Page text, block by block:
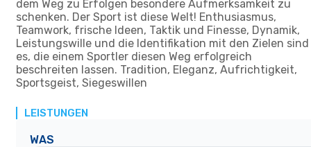
dem Weg zu Erfolgen besondere Aufmerksamkeit zu
schenken. Der Sport ist diese Welt! Enthusiasmus,
Teamwork, frische Ideen, Taktik und Finesse, Dynamik,
Leistungswille und die Identifikation mit den Zielen sind
es, die einem Sportler diesen Weg erfolgreich
beschreiten lassen. Tradition, Eleganz, Aufrichtigkeit,
Sportsgeist, Siegeswillen
LEISTUNGEN
WAS